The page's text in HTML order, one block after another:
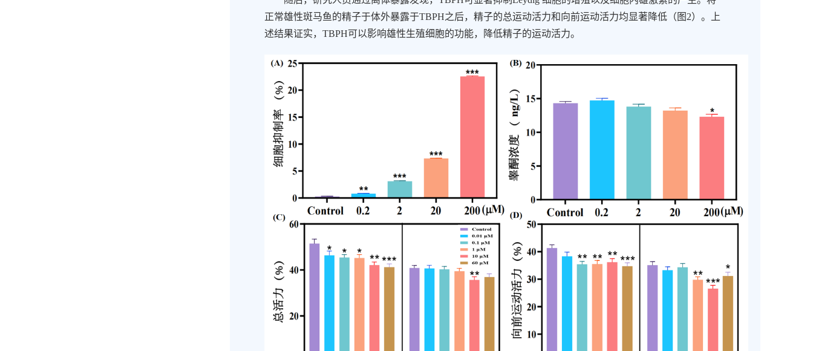
正常雄性斑马鱼的精子于体外暴露于TBPH之后，精子的总运动活力和向前运动活力均显著降低（图 2）。上
述结果证实， TBPH可以影响雄性生殖细胞的功能，降低精子的运动活力。